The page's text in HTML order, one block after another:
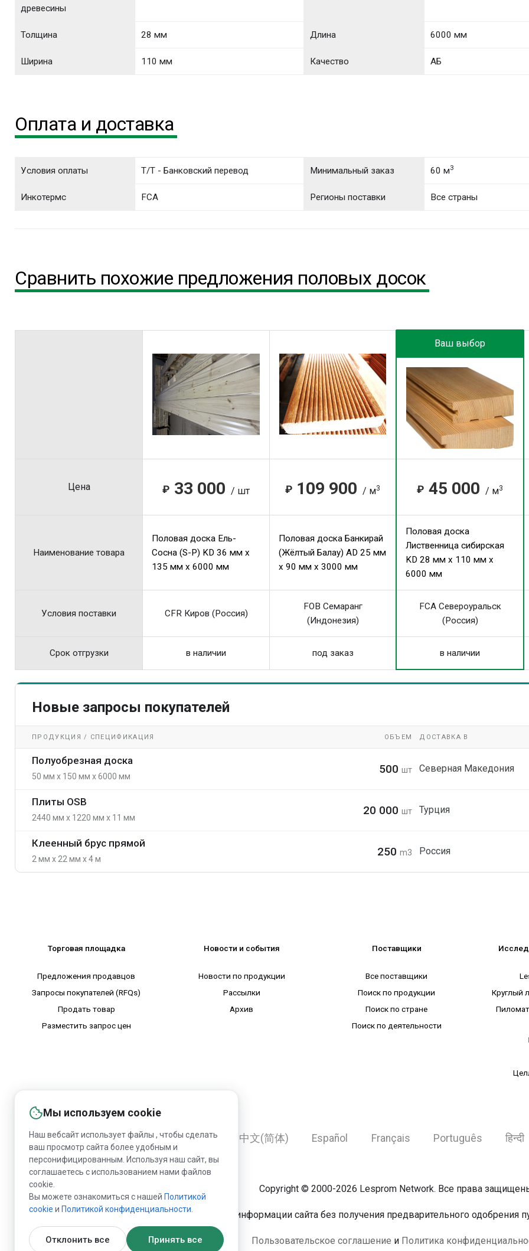
древесины
Толщина 28 мм Длина 6000 мм
Ширина 110 мм Качество АБ
Оплата и доставка
Условия оплаты T/T - Банковский перевод
Инкотермс FCA
Минимальный заказ 60 м3
Регионы поставки Все страны
Сравнить похожие предложения половых досок
Ваш выбор
Цена ₽ 33 000 / шт ₽ 109 900 / м3 ₽ 45 000 / м3
Наименование товара
Половая доска Ель-
Сосна (S-P) KD 36 мм x
135 мм x 6000 мм
Половая доска Банкирай
(Жёлтый Балау) AD 25 мм
x 90 мм x 3000 мм
Половая доска
Лиственница сибирская
KD 28 мм x 110 мм x
6000 мм
Условия поставки CFR Киров (Россия)
FOB Семаранг
(Индонезия)
FCA Североуральск
(Россия)
Срок отгрузки в наличии под заказ в наличии
Новые запросы покупателей
ПРОДУКЦИЯ / СПЕЦИФИКАЦИЯ ОБЪЕМ ДОСТАВКА В
Полуобрезная доска
50 мм x 150 мм x 6000 мм
500шт Северная Македония
Плиты OSB
2440 мм x 1220 мм x 11 мм
20 000шт Турция
Клеенный брус прямой
2 мм x 22 мм x 4 м
250m3 Россия
Мы используем cookie
Наш вебсайт использует файлы , чтобы сделать
ваш просмотр сайта более удобным и
персонифицированным. Используя наш сайт, вы
соглашаетесь с использованием нами файлов
cookie.
Вы можете ознакомиться с нашей Политикой
сookie и Политикой конфиденциальности
Отклонить все Принять все
Торговая площадка
Предложения продавцов
Запросы покупателей (RFQs)
Продать товар
Разместить запрос цен
Новости и события
Новости по продукции
Рассылки
Архив
Поставщики
Все поставщики
Поиск по продукции
Поиск по стране
Поиск по деятельности
Круглый
English Русский Deutsch 中文(简体) Español Français Português हिन्दी
Copyright © 2000-2026 Lesprom Network. Все права
Запрещена публикация информации сайта без получения предварительного одобрения
Пользовательское соглашение и Политика